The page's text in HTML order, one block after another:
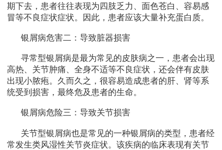
期下去，患者往往表现为四肢乏力、面色苍白、容易感
冒等不良症状症状。因此，患者应该大量补充蛋白质。
银屑病危害二：导致脏器损害
寻常型银屑病是最为常见的皮肤病之一，患者会出现
高热、关节肿痛、全身不适等不良症状，还会伴有皮肤
出现小脓疱。久而久之，很容易造成患者的肝、肾等系
统受到损害，最终危及患者的生命。
银屑病危险三：导致关节损害
关节型银屑病也是常见的一种银屑病的类型，患者经
常发生类风湿性关节炎症状。该疾病的临床表现有关节